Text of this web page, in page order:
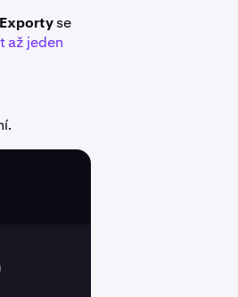
Exportyse
až jeden